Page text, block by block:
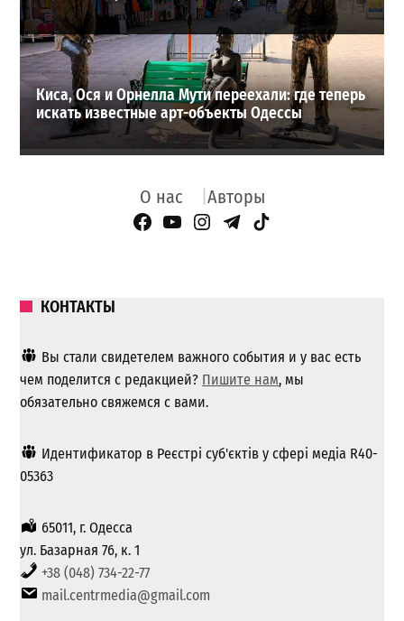
Киса, Ося и Орнелла Мути переехали: где теперь
искать известные арт-объекты Одессы
О нас Авторы
Facebook Page
YouTube
Instagram
Telegram
TikTok
КОНТАКТЫ
Вы стали свидетелем важного события и у вас есть
чем поделится с редакцией? Пишите нам, мы
обязательно свяжемся с вами.
Идентификатор в Реєстрі суб'єктів у сфері медіа R40-
05363
65011, г. Одесса
ул. Базарная 76, к. 1
+38 (048) 734-22-77
mail.centrmedia@gmail.com